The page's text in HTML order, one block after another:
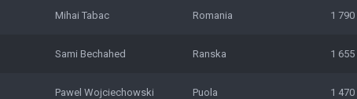
Mihai Tabac Romania 1 790
Sami Bechahed Ranska 1 655
Pawel Wojciechowski Puola 1 470